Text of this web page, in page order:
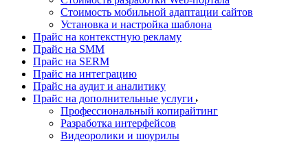
Стоимость мобильной адаптации сайтов
Установка и настройка шаблона
Прайс на контекстную рекламу
Прайс на SMM
Прайс на SERM
Прайс на интеграцию
Прайс на аудит и аналитику
Прайс на дополнительные услуги
Профессиональный копирайтинг
Разработка интерфейсов
Видеоролики и шоурилы